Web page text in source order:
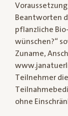
Beantworten
pflanzliche
wünschen?“
Zuname,
Teilnehmer
ohne